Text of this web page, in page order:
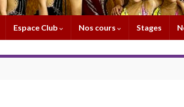
Espace Club Nos cours Stages